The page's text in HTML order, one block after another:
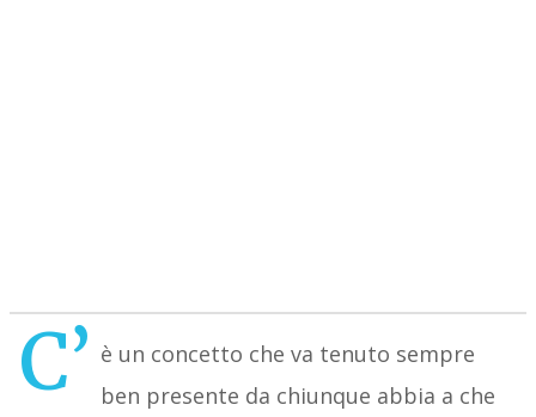
C’ è un concetto che va tenuto sempre
ben presente da chiunque abbia a che